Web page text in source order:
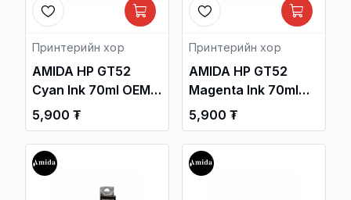
Принтерийн хор
AMIDA HP GT52
Cyan Ink 70ml OEM
/HP Smart Tank 520,
580, 670, 720, 750
Printer series/ /
Принтерийн хор /
5,900 ₮
Принтерийн хор
AMIDA HP GT52
Magenta Ink 70ml
OEM /HP Smart Tank
520, 580, 670, 720,
750 Printer series/ /
Принтерийн хор /
5,900 ₮